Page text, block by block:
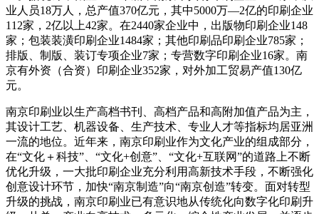
业人员18万人，总产值370亿元，其中5000万—2亿的印刷企业
112家，2亿以上42家。在2440家企业中，出版物印刷企业148
家；包装装潢印刷企业1484家；其他印刷品印刷企业785家；
排版、制版、装订专项企业7家；专营数字印刷企业16家。南
京有外资（合资）印刷企业352家，对外加工贸易产值130亿
元。
南京印刷业以生产高档书刊、高档产品和高附加值产品为主，
其设计工艺、机器设备、生产技术、专业人才等指标均居亚洲
一流的地位。近年来，南京印刷业作为文化产业的组成部分，
在“文化＋科技”、“文化+创意”、“文化+互联网”的道路上不断
优化升级，一大批印刷企业充分利用高新技术手段，不断强化
创意设计环节，加快“南京制造”向“南京创造”转变。面对转型
升级的挑战，南京印刷业已有意识地从传统化向数字化印刷升